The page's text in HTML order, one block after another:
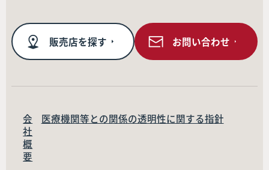
販売店を探す お問い合わせ
会
社
概
要
医療機関等との関係の透明性に関する指針